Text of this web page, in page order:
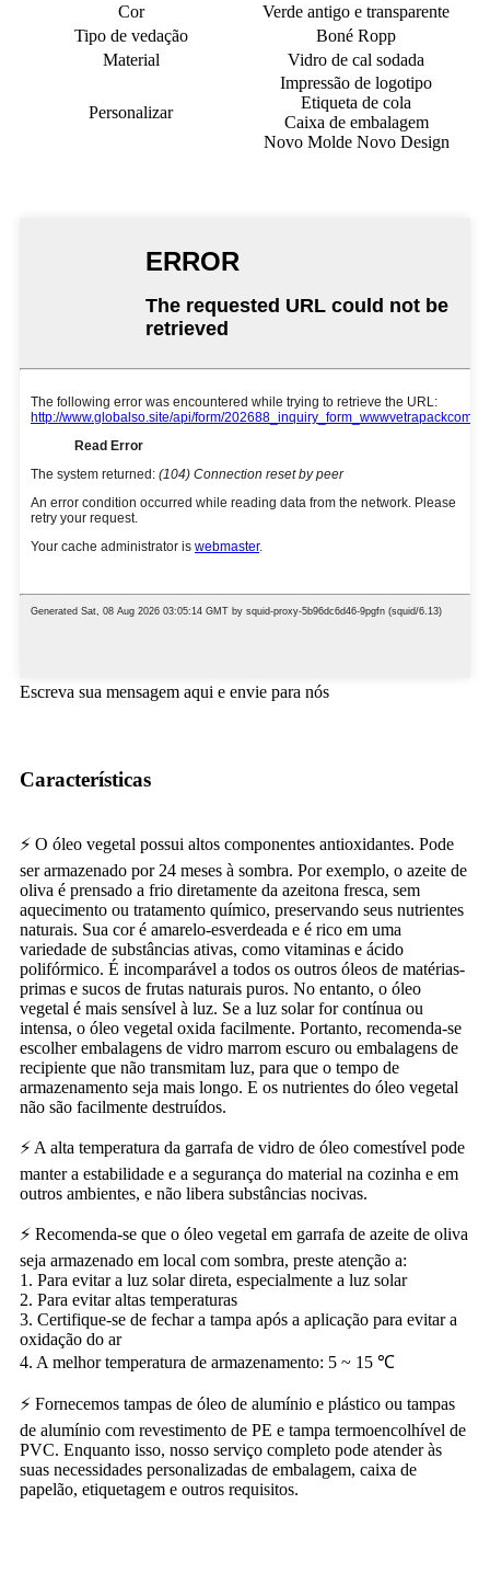
Cor
Verde antigo e transparente
Tipo de vedação
Boné Ropp
Material
Vidro de cal sodada
Personalizar
Impressão de logotipo
Etiqueta de cola
Caixa de embalagem
Novo Molde Novo Design
Escreva sua mensagem aqui e envie para nós
Características
⚡ O óleo vegetal possui altos componentes antioxidantes. Pode
ser armazenado por 24 meses à sombra. Por exemplo, o azeite de
oliva é prensado a frio diretamente da azeitona fresca, sem
aquecimento ou tratamento químico, preservando seus nutrientes
naturais. Sua cor é amarelo-esverdeada e é rico em uma
variedade de substâncias ativas, como vitaminas e ácido
polifórmico. É incomparável a todos os outros óleos de matérias-
primas e sucos de frutas naturais puros. No entanto, o óleo
vegetal é mais sensível à luz. Se a luz solar for contínua ou
intensa, o óleo vegetal oxida facilmente. Portanto, recomenda-se
escolher embalagens de vidro marrom escuro ou embalagens de
recipiente que não transmitam luz, para que o tempo de
armazenamento seja mais longo. E os nutrientes do óleo vegetal
não são facilmente destruídos.
⚡ A alta temperatura da garrafa de vidro de óleo comestível pode
manter a estabilidade e a segurança do material na cozinha e em
outros ambientes, e não libera substâncias nocivas.
⚡ Recomenda-se que o óleo vegetal em garrafa de azeite de oliva
seja armazenado em local com sombra, preste atenção a:
1. Para evitar a luz solar direta, especialmente a luz solar
2. Para evitar altas temperaturas
3. Certifique-se de fechar a tampa após a aplicação para evitar a
oxidação do ar
4. A melhor temperatura de armazenamento: 5 ~ 15 ℃
⚡ Fornecemos tampas de óleo de alumínio e plástico ou tampas
de alumínio com revestimento de PE e tampa termoencolhível de
PVC. Enquanto isso, nosso serviço completo pode atender às
suas necessidades personalizadas de embalagem, caixa de
papelão, etiquetagem e outros requisitos.